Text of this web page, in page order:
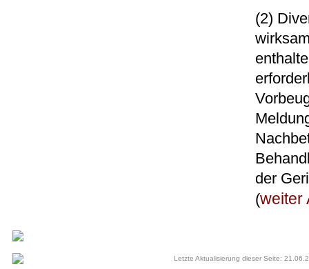
(2)
der
(weiter
Letzte Aktualisierung dieser Seite: